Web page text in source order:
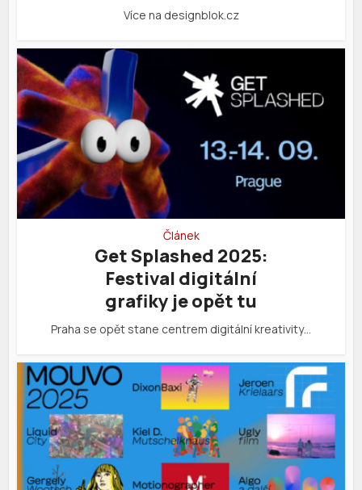
Více na designblok.cz
Článek
Get Splashed 2025:
Festival digitální
grafiky je opět tu
Praha se opět stane centrem digitální kreativity…